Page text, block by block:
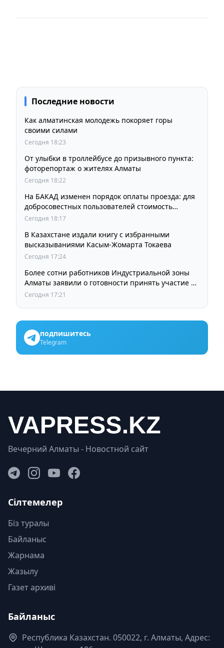
Последние новости
Как алматинская молодежь покоряет горы
своими силами
Сегодня 18:23
От улыбки в троллейбусе до призывного пункта:
фоторепортаж о жителях Алматы
Сегодня 18:22
На БАКАД изменен порядок оплаты проезда: для
добросовестных пользователей стоимость
остается прежней
Сегодня 18:17
В Казахстане издали книгу с избранными
высказываниями Касым-Жомарта Токаева
Сегодня 17:24
Более сотни работников Индустриальной зоны
Алматы заявили о готовности принять участие в
выборах членов Курылтая
Сегодня 17:21
подпишитесь
Telegram
Вечерний Алматы - Новостной сайт
Сілтемелер
Біз туралы
Байланыс
Жарнама
Жазылу
Газет архиві
Байланыс
Республика Казахстан. 050022, г. Алматы, Адрес: